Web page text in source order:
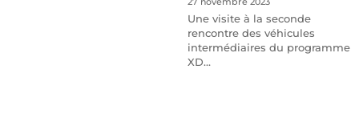
Une visite à la seconde
rencontre des véhicules
intermédiaires du programme
XD…